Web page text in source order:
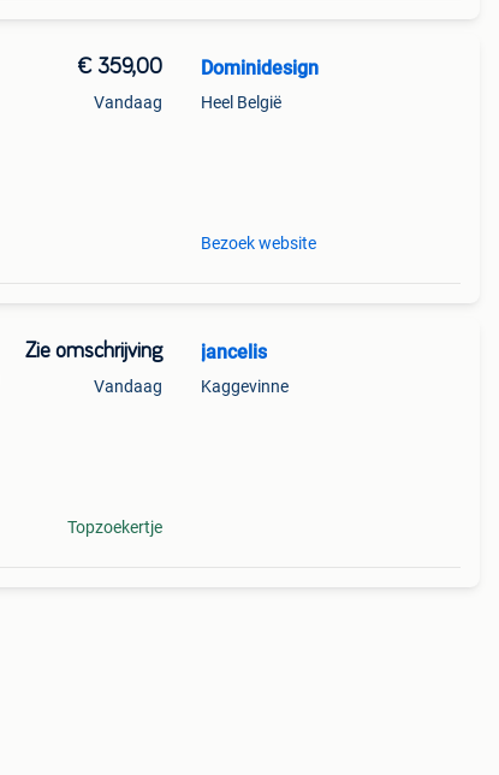
€ 359,00
Vandaag
Dominidesign
Heel België
Bezoek website
Zie omschrijving
Vandaag
Topzoekertje
jancelis
Kaggevinne